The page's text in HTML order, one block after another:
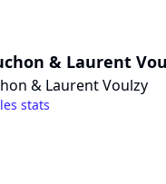
& Laurent
& Laurent Voulzy
stats